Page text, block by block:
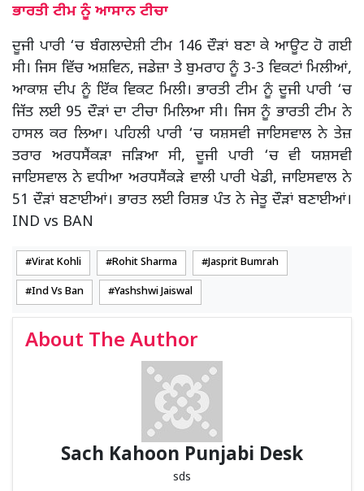
ਭਾਰਤੀ ਟੀਮ ਨੂੰ ਆਸਾਨ ਟੀਚਾ
ਦੂਜੀ ਪਾਰੀ ‘ਚ ਬੰਗਲਾਦੇਸ਼ੀ ਟੀਮ 146 ਦੌੜਾਂ ਬਣਾ ਕੇ ਆਊਟ ਹੋ ਗਈ
ਸੀ। ਜਿਸ ਵਿੱਚ ਅਸ਼ਵਿਨ, ਜਡੇਜ਼ਾ ਤੇ ਬੁਮਰਾਹ ਨੂੰ 3-3 ਵਿਕਟਾਂ ਮਿਲੀਆਂ,
ਆਕਾਸ਼ ਦੀਪ ਨੂੰ ਇੱਕ ਵਿਕਟ ਮਿਲੀ। ਭਾਰਤੀ ਟੀਮ ਨੂੰ ਦੂਜੀ ਪਾਰੀ ‘ਚ
ਜਿੱਤ ਲਈ 95 ਦੌੜਾਂ ਦਾ ਟੀਚਾ ਮਿਲਿਆ ਸੀ। ਜਿਸ ਨੂੰ ਭਾਰਤੀ ਟੀਮ ਨੇ
ਹਾਸਲ ਕਰ ਲਿਆ। ਪਹਿਲੀ ਪਾਰੀ ‘ਚ ਯਸ਼ਸਵੀ ਜਾਇਸਵਾਲ ਨੇ ਤੇਜ਼
ਤਰਾਰ ਅਰਧਸੈਂਕੜਾ ਜੜਿਆ ਸੀ, ਦੂਜੀ ਪਾਰੀ ‘ਚ ਵੀ ਯਸ਼ਸਵੀ
ਜਾਇਸਵਾਲ ਨੇ ਵਧੀਆ ਅਰਧਸੈਂਕੜੇ ਵਾਲੀ ਪਾਰੀ ਖੇਡੀ, ਜਾਇਸਵਾਲ ਨੇ
51 ਦੌੜਾਂ ਬਣਾਈਆਂ। ਭਾਰਤ ਲਈ ਰਿਸ਼ਭ ਪੰਤ ਨੇ ਜੇਤੂ ਦੌੜਾਂ ਬਣਾਈਆਂ।
IND vs BAN
Virat Kohli Rohit Sharma Jasprit Bumrah
Ind Vs Ban Yashshwi Jaiswal
About The Author
Sach Kahoon Punjabi Desk
sds